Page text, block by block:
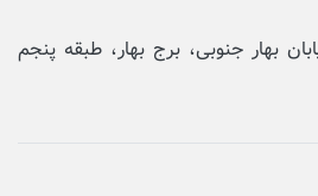
بهار جنوبی، برج بهار، طبقه پنجم